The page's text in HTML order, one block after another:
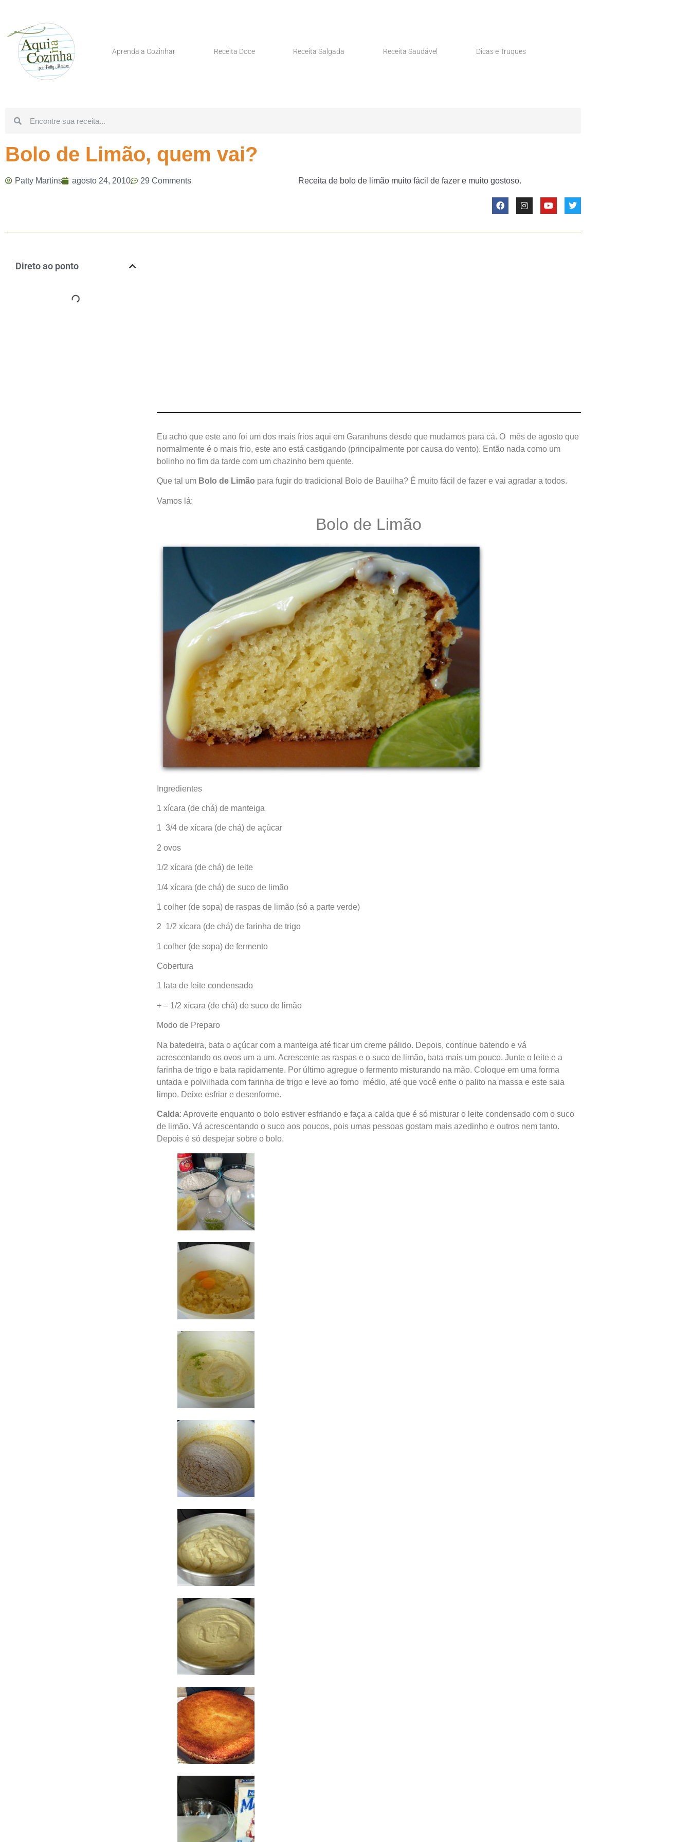
Aprenda a Cozinhar Receita Doce Receita Salgada Receita Saudável Dicas e Truques
Bolo de Limão, quem vai?
Patty Martins agosto 24, 2010 29 Comments Receita de bolo de limão muito fácil de fazer e muito gostoso.
Direto ao ponto
Eu acho que este ano foi um dos mais frios aqui em Garanhuns desde que mudamos para cá. O mês de agosto que
normalmente é o mais frio, este ano está castigando (principalmente por causa do vento). Então nada como um
bolinho no fim da tarde com um chazinho bem quente.
Que tal um Bolo de Limão para fugir do tradicional Bolo de Bauilha? É muito fácil de fazer e vai agradar a todos.
Vamos lá:
Bolo de Limão
Ingredientes
1 xícara (de chá) de manteiga
1 3/4 de xícara (de chá) de açúcar
2 ovos
1/2 xícara (de chá) de leite
1/4 xícara (de chá) de suco de limão
1 colher (de sopa) de raspas de limão (só a parte verde)
2 1/2 xícara (de chá) de farinha de trigo
1 colher (de sopa) de fermento
Cobertura
1 lata de leite condensado
+ – 1/2 xícara (de chá) de suco de limão
Modo de Preparo
Na batedeira, bata o açúcar com a manteiga até ficar um creme pálido. Depois, continue batendo e vá
acrescentando os ovos um a um. Acrescente as raspas e o suco de limão, bata mais um pouco. Junte o leite e a
farinha de trigo e bata rapidamente. Por último agregue o fermento misturando na mão. Coloque em uma forma
untada e polvilhada com farinha de trigo e leve ao forno médio, até que você enfie o palito na massa e este saia
limpo. Deixe esfriar e desenforme.
Calda: Aproveite enquanto o bolo estiver esfriando e faça a calda que é só misturar o leite condensado com o suco
de limão. Vá acrescentando o suco aos poucos, pois umas pessoas gostam mais azedinho e outros nem tanto.
Depois é só despejar sobre o bolo.